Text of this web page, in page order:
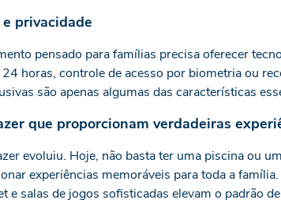
privacidade
pensado para famílias precisa oferecer
horas, controle de acesso por biometria ou
são apenas algumas das características
que proporcionam verdadeiras
evoluiu. Hoje, não basta ter uma piscina ou
experiências memoráveis para toda a
e salas de jogos sofisticadas elevam o padrão